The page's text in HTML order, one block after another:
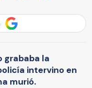
grababa la
intervino en
murió.